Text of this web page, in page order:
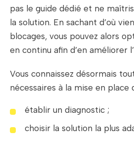
pas le guide dédié et ne
la solution. En sachant d’où
blocages, vous pouvez alors
en continu afin d’en améliorer
Vous connaissez désormais
nécessaires à la mise en place
établir un diagnostic ;
choisir la solution la plus